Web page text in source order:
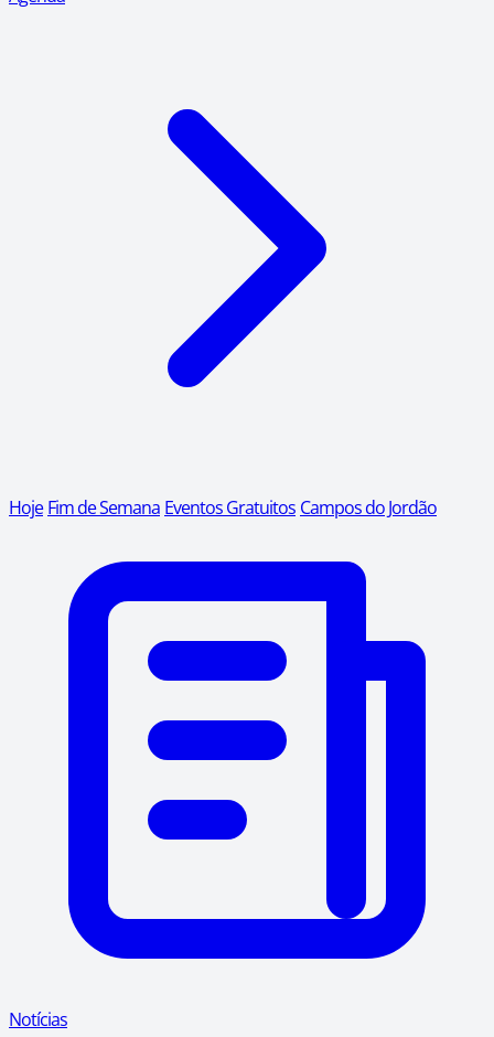
Hoje Fim de Semana Eventos Gratuitos Campos do Jordão
Notícias